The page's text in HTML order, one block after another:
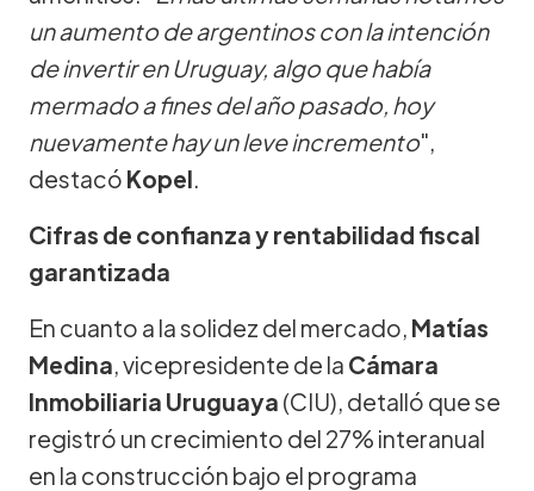
un aumento de argentinos con la intención
de invertir en Uruguay, algo que había
mermado a fines del año pasado, hoy
nuevamente hay un leve incremento",
destacó Kopel.
Cifras de confianza y rentabilidad fiscal
garantizada
En cuanto a la solidez del mercado, Matías
Medina, vicepresidente de la Cámara
Inmobiliaria Uruguaya (CIU), detalló que se
registró un crecimiento del 27% interanual
en la construcción bajo el programa